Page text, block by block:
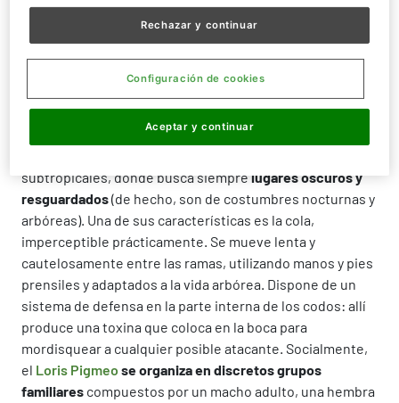
Integrado en la familia de los primates, el Loris
Pigmeo apenas mide una veintena de centímetros.
subtropicales, donde busca siemprelugares oscuros y
resguardados(de hecho, son de costumbres nocturnas y
arbóreas). Una de sus características es la cola,
imperceptible prácticamente. Se mueve lenta y
cautelosamente entre las ramas, utilizando manos y pies
prensiles y adaptados a la vida arbórea. Dispone de un
sistema de defensa en la parte interna de los codos: allí
produce una toxina que coloca en la boca para
mordisquear a cualquier posible atacante. Socialmente,
el Loris Pigmeo se organiza en discretos grupos
familiares compuestos por un macho adulto, una hembra
Rechazar y continuar
Aceptar y continuar
Configuración de cookies